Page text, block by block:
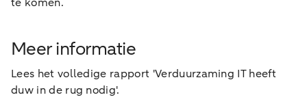
Meer informatie
Lees het volledige rapport 'Verduurzaming IT heeft
duw in de rug nodig'.